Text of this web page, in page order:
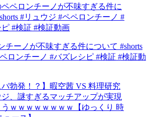
チーノが不味すぎる件について #shorts
ロンチーノ #バズレシピ #検証 #検証動